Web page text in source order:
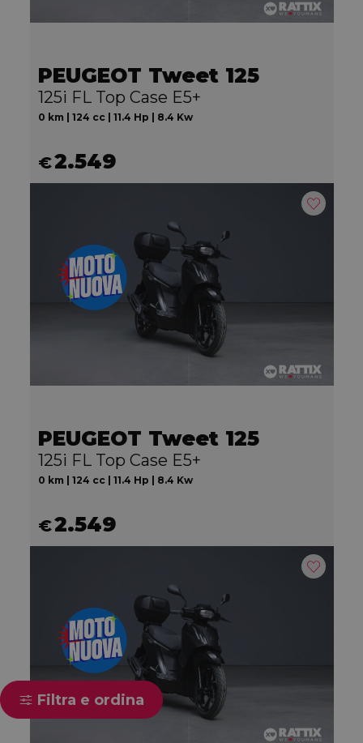
PEUGEOT Tweet 125
125i FL Top Case E5+
0 km | 124 cc | 11.4 Hp | 8.4 Kw
€2.549
PEUGEOT Tweet 125
125i FL Top Case E5+
0 km | 124 cc | 11.4 Hp | 8.4 Kw
€2.549
Filtra e ordina